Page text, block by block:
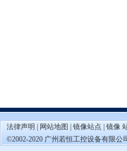
法律声明 网站地图 镜像站点 镜像
©2002-2020 广州若恒工控设备有限公